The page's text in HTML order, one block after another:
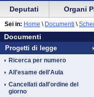
Menu
di
ausilio
alla
navigazione
Vai
Menu
di
navigazione
principale
Menu
di
navigazione
principale
Vai
menu
di
sezione
Deputati Organi
Documenti
Vai
al
contenuto
Documenti
Progetti di legge
Ricerca per numero
All'esame dell'Aula
Cancellati dall'ordine del
giorno
Sei in: Home \ Documenti \